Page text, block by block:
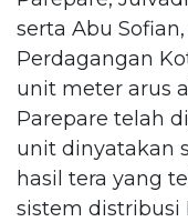
serta Abu
Perdagangan
unit meter arus
Parepare telah
unit dinyatakan
hasil tera yang
sistem distribusi